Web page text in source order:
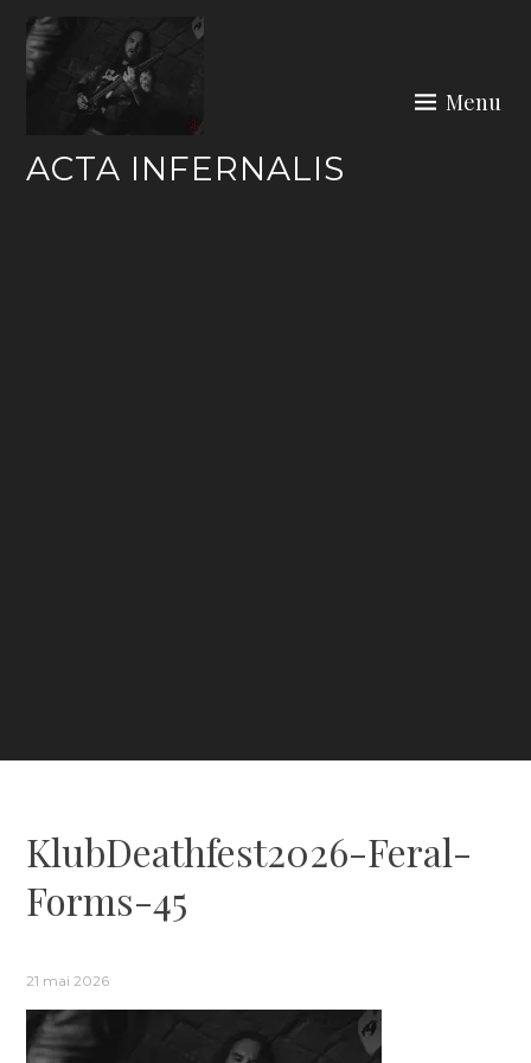
content
ACTA INFERNALIS
Menu
KlubDeathfest2026-Feral-
Forms-45
21 mai 2026